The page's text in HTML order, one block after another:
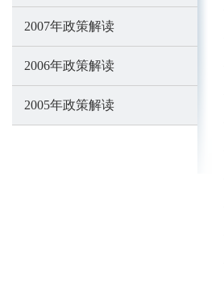
2007年政策解读
2006年政策解读
2005年政策解读